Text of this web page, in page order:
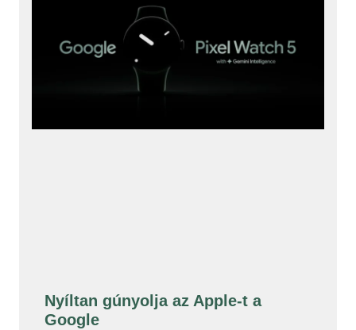
Nyíltan gúnyolja az Apple-t a
Google